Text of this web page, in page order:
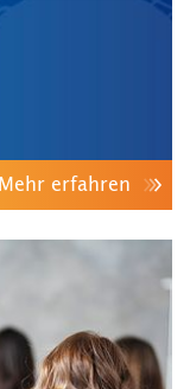
Mehr erfahren